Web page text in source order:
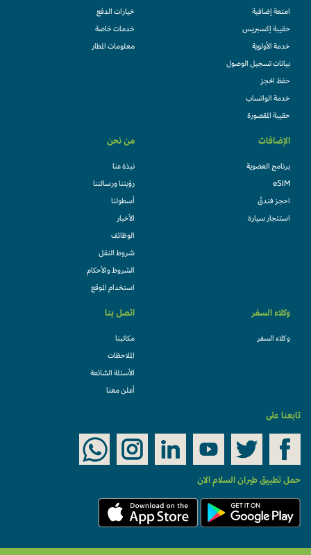
امتعة إضافية
حقيبة إكسبريس
خدمة الأولوية
بيانات تسجيل الوصول
حفظ الحجز
خدمة الواتساب
حقيبة المقصورة
خيارات الدفع
خدمات خاصة
معلومات المطار
الإضافات
برنامج العضوية
eSIM
احجز فندقً
استئجار سيارة
من نحن
نبذة عنا
رؤيتنا ورسالتنا
أسطولنا
الأخبار
الوظائف
شروط النقل
الشروط والأحكام
استخدام الموقع
وكلاء السفر
وكلاء السفر
اتصل بنا
مكاتبنا
الملاحظات
الأسئلة الشائعة
أعلن معنا
تابعنا على
حمل تطبيق طيران السلام الان